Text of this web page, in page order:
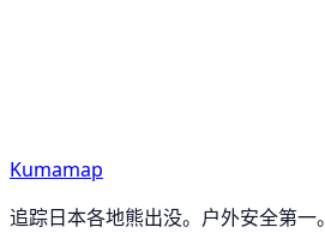
Kumamap
追踪日本各地熊出没。户外安全第一。